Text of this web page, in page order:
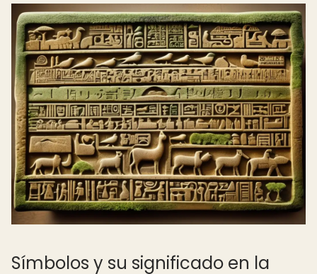
Símbolos y su significado en la